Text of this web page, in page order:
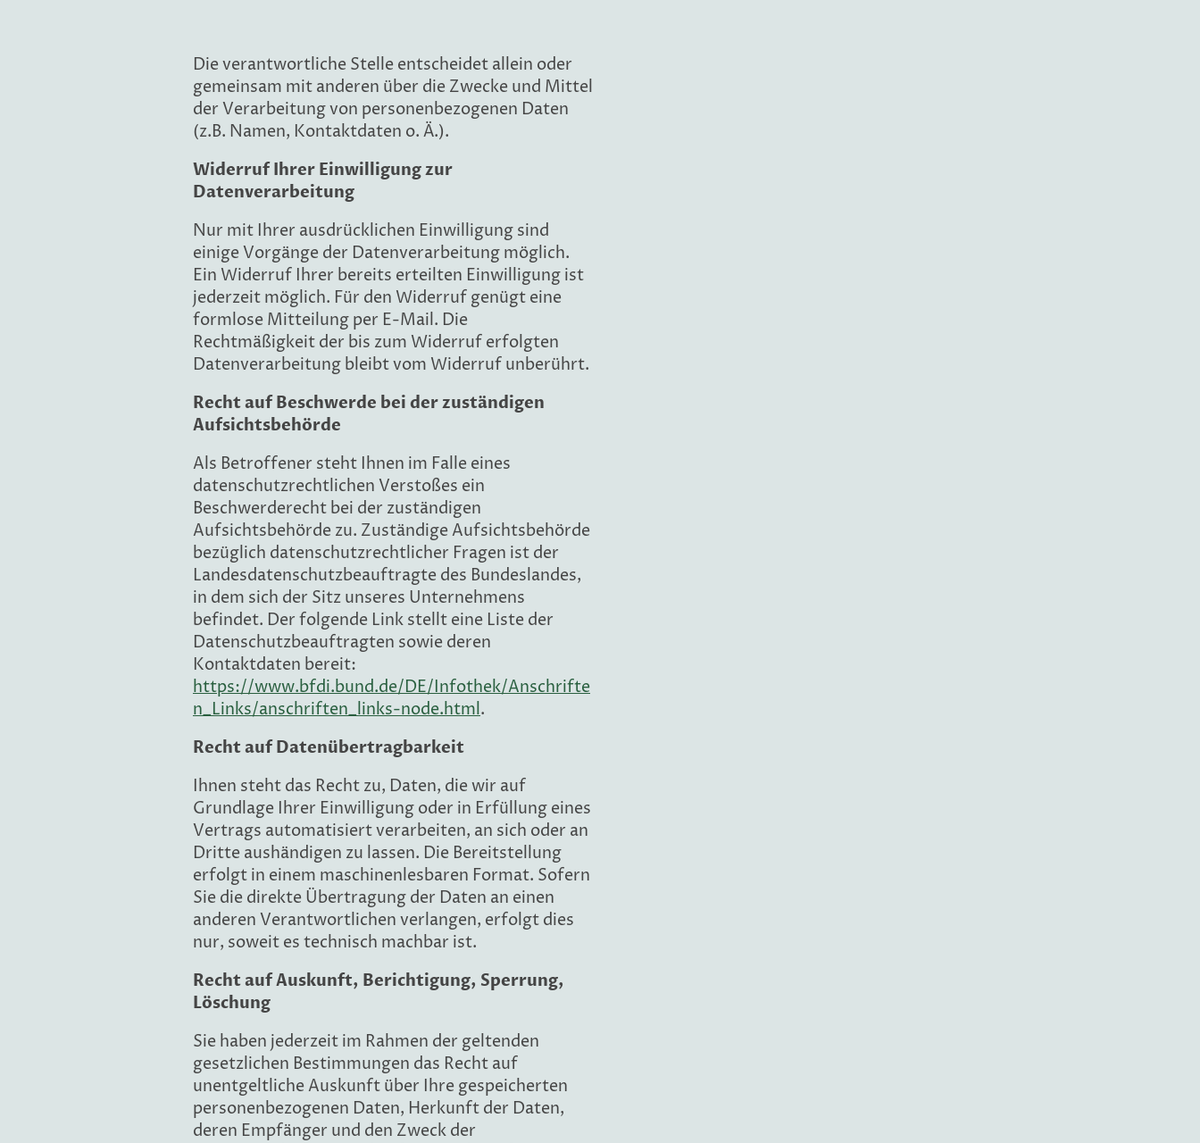
Die verantwortliche Stelle entscheidet allein oder
gemeinsam mit anderen über die Zwecke und Mittel
der Verarbeitung von personenbezogenen Daten
(z.B. Namen, Kontaktdaten o. Ä.).
Widerruf Ihrer Einwilligung zur
Datenverarbeitung
Nur mit Ihrer ausdrücklichen Einwilligung sind
einige Vorgänge der Datenverarbeitung möglich.
Ein Widerruf Ihrer bereits erteilten Einwilligung ist
jederzeit möglich. Für den Widerruf genügt eine
formlose Mitteilung per E-Mail. Die
Rechtmäßigkeit der bis zum Widerruf erfolgten
Datenverarbeitung bleibt vom Widerruf unberührt.
Recht auf Beschwerde bei der zuständigen
Aufsichtsbehörde
Als Betroffener steht Ihnen im Falle eines
datenschutzrechtlichen Verstoßes ein
Beschwerderecht bei der zuständigen
Aufsichtsbehörde zu. Zuständige Aufsichtsbehörde
bezüglich datenschutzrechtlicher Fragen ist der
Landesdatenschutzbeauftragte des Bundeslandes,
in dem sich der Sitz unseres Unternehmens
befindet. Der folgende Link stellt eine Liste der
Datenschutzbeauftragten sowie deren
Kontaktdaten bereit:
https://www.bfdi.bund.de/DE/Infothek/Anschrifte
n_Links/anschriften_links-node.html.
Recht auf Datenübertragbarkeit
Ihnen steht das Recht zu, Daten, die wir auf
Grundlage Ihrer Einwilligung oder in Erfüllung eines
Vertrags automatisiert verarbeiten, an sich oder an
Dritte aushändigen zu lassen. Die Bereitstellung
erfolgt in einem maschinenlesbaren Format. Sofern
Sie die direkte Übertragung der Daten an einen
anderen Verantwortlichen verlangen, erfolgt dies
nur, soweit es technisch machbar ist.
Recht auf Auskunft, Berichtigung, Sperrung,
Löschung
Sie haben jederzeit im Rahmen der geltenden
gesetzlichen Bestimmungen das Recht auf
unentgeltliche Auskunft über Ihre gespeicherten
personenbezogenen Daten, Herkunft der Daten,
deren Empfänger und den Zweck der